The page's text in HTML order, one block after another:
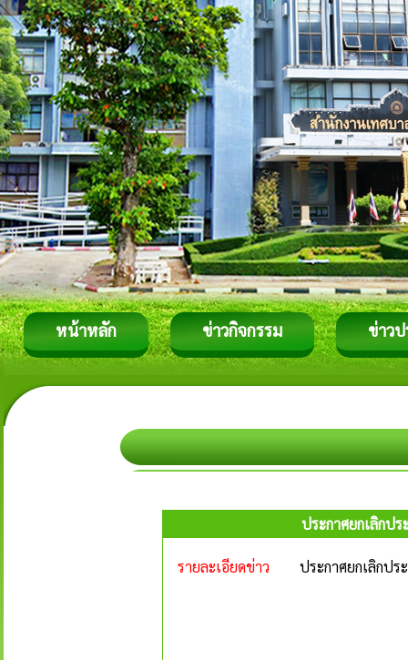
หน้าหลัก ข่าวกิจกรรม ข่าว
ประกาศยกเลิกป
รายละเอียดข่าว ประกาศยกเลิกป